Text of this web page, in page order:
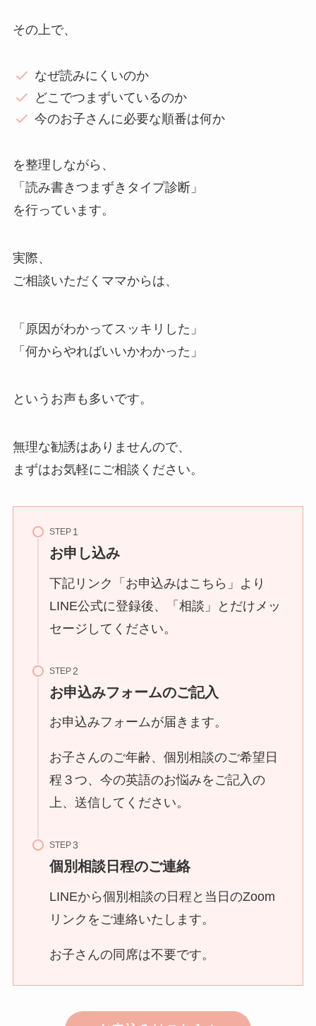
その上で、
なぜ読みにくいのか
どこでつまずいているのか
今のお子さんに必要な順番は何か
を整理しながら、
「読み書きつまずきタイプ診断」
を行っています。
実際、
ご相談いただくママからは、
「原因がわかってスッキリした」
「何からやればいいかわかった」
というお声も多いです。
無理な勧誘はありませんので、
まずはお気軽にご相談ください。
STEP
お申し込み
下記リンク「お申込みはこちら」より
LINE公式に登録後、「相談」とだけメッ
セージしてください。
STEP
お申込みフォームのご記入
お申込みフォームが届きます。
お子さんのご年齢、個別相談のご希望日
程３つ、今の英語のお悩みをご記入の
上、送信してください。
STEP
個別相談日程のご連絡
LINEから個別相談の日程と当日のZoom
リンクをご連絡いたします。
お子さんの同席は不要です。